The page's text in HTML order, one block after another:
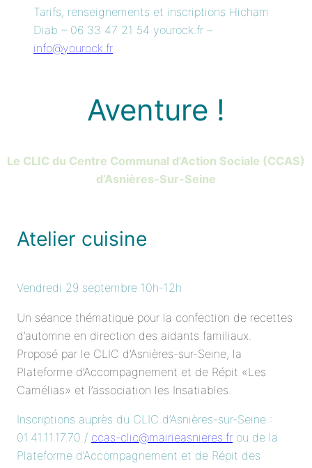
Tarifs, renseignements et inscriptions Hicham
Diab – 06 33 47 21 54 yourock.fr –
info@yourock.fr
Aventure !
Le CLIC du Centre Communal d’Action Sociale (CCAS)
d’Asnières-Sur-Seine
Atelier cuisine
Vendredi 29 septembre 10h-12h
Un séance thématique pour la confection de recettes
d’automne en direction des aidants familiaux.
Proposé par le CLIC d’Asnières-sur-Seine, la
Plateforme d’Accompagnement et de Répit «Les
Camélias» et l’association les Insatiables.
Inscriptions auprès du CLIC d’Asnières-sur-Seine :
01.41.11.17.70 / ccas-clic@mairieasnieres.fr ou de la
Plateforme d’Accompagnement et de Répit des